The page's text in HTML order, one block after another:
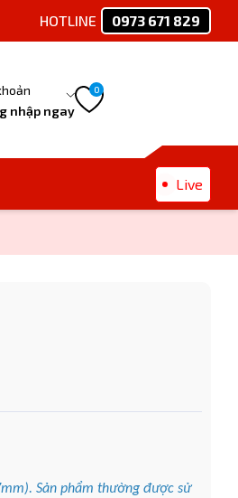
HOTLINE 0973 671 829
nhập ngay
0
Live
Sản phẩm thường được sử